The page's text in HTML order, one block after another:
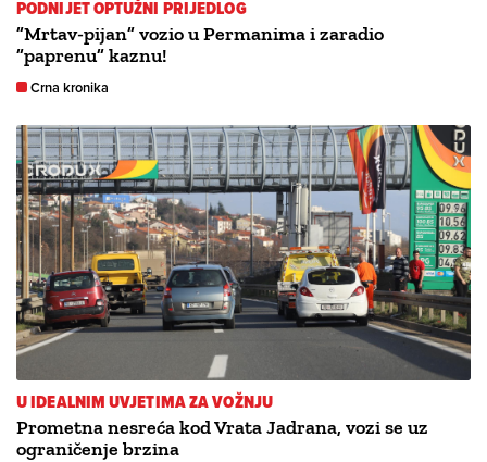
PODNIJET OPTUŽNI PRIJEDLOG
”Mrtav-pijan” vozio u Permanima i zaradio
”paprenu” kaznu!
Crna kronika
U IDEALNIM UVJETIMA ZA VOŽNJU
Prometna nesreća kod Vrata Jadrana, vozi se uz
ograničenje brzina